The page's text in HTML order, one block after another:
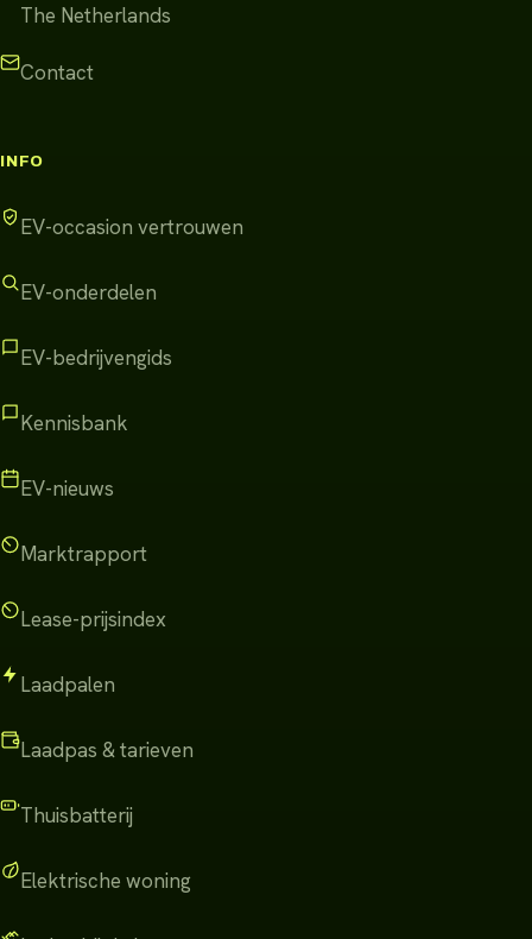
The Netherlands
Contact
INFO
EV-occasion vertrouwen
EV-onderdelen
EV-bedrijvengids
Kennisbank
EV-nieuws
Marktrapport
Lease-prijsindex
Laadpalen
Laadpas & tarieven
Thuisbatterij
Elektrische woning